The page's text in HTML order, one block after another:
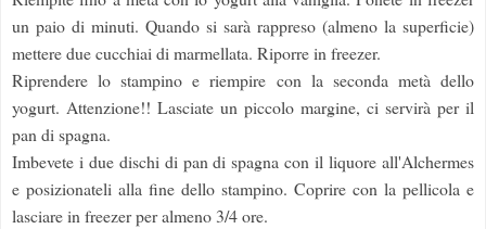
un paio di minuti. Quando si sarà rappreso (almeno la superficie)
mettere due cucchiai di marmellata. Riporre in freezer.
Riprendere lo stampino e riempire con la seconda metà dello
yogurt. Attenzione!! Lasciate un piccolo margine, ci servirà per il
pan di spagna.
Imbevete i due dischi di pan di spagna con il liquore all'Alchermes
e posizionateli alla fine dello stampino. Coprire con la pellicola e
lasciare in freezer per almeno 3/4 ore.